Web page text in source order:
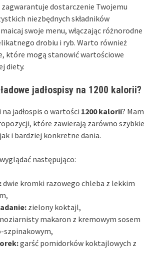
dostarczenie Twojemu
niezbędnych składników
swoje menu, włączając różnorodne
drobiu i ryb. Warto również
które mogą stanowić wartościowe
diety.
jadłospisy na 1200 kalorii?
jadłospis o wartości 1200 kalorii? Mam
które zawierają zarówno szybkie
i bardziej konkretne dania.
następująco:
dwie kromki razowego chleba z lekkim
zielony koktajl,
makaron z kremowym sosem
szpinakowym,
garść pomidorków koktajlowych z